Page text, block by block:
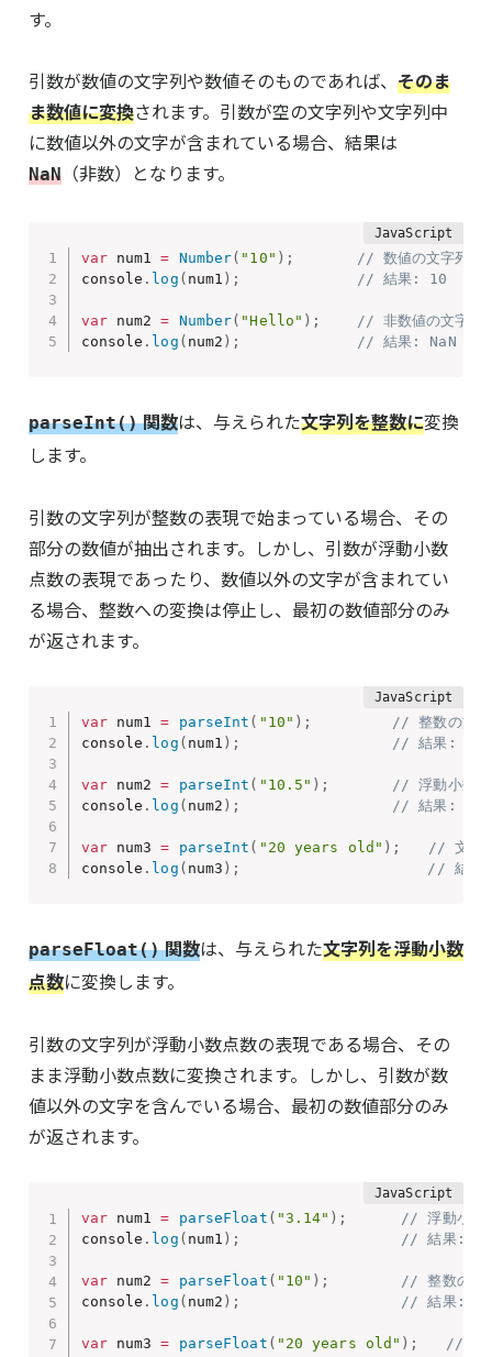
す。
引数が数値の文字列や数値そのものであれば、 そのま
ま数値に変換されます。引数が空の文字列や文字列中
に数値以外の文字が含まれている場合、結果は
NaN （非数）となります。
var num1 = Number( "10" ) ;
// 数値の文字列を
console . log ( num1 ) ; // 結果: 10
var num2 = Number( "Hello" ) ;
// 非数値の文字列
console . log ( num2 ) ; // 結果: NaN
parseInt()関数は、与えられた文字列を整数に変換
します。
引数の文字列が整数の表現で始まっている場合、その
部分の数値が抽出されます。しかし、引数が浮動小数
点数の表現であったり、数値以外の文字が含まれてい
る場合、整数への変換は停止し、最初の数値部分のみ
が返されます。
var num1 = parseInt ( "10" ) ;
// 整数の文字
console . log ( num1 ) ; // 結果: 10
var num2 = parseInt ( "10.5" ) ;
// 浮動小数点
console . log ( num2 ) ; // 結果: 10
var num3 = parseInt ( "20 years old" ) ;
// 文字列
console . log ( num3 ) ; // 結果
parseFloat()関数は、与えられた文字列を浮動小数
点数に変換します。
引数の文字列が浮動小数点数の表現である場合、その
まま浮動小数点数に変換されます。しかし、引数が数
値以外の文字を含んでいる場合、最初の数値部分のみ
が返されます。
var num1 = parseFloat ( "3.14" ) ;
// 浮動小数
console . log ( num1 ) ; // 結果:
var num2 = parseFloat ( "10" ) ;
// 整数の文
console . log ( num2 ) ; // 結果: 10
var num3 = parseFloat ( "20 years old" ) ;
// 文